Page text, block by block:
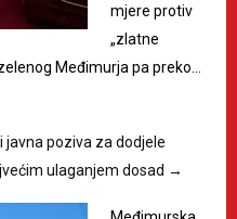
mjere protiv
„zlatne
Međimurja pa preko…
javna poziva za dodjele
ulaganjem dosad →